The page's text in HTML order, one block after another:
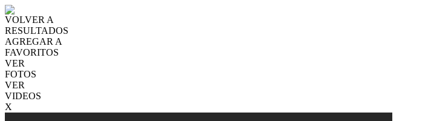
VOLVER A
RESULTADOS
AGREGAR A
FAVORITOS
VER
FOTOS
VER
VIDEOS
X